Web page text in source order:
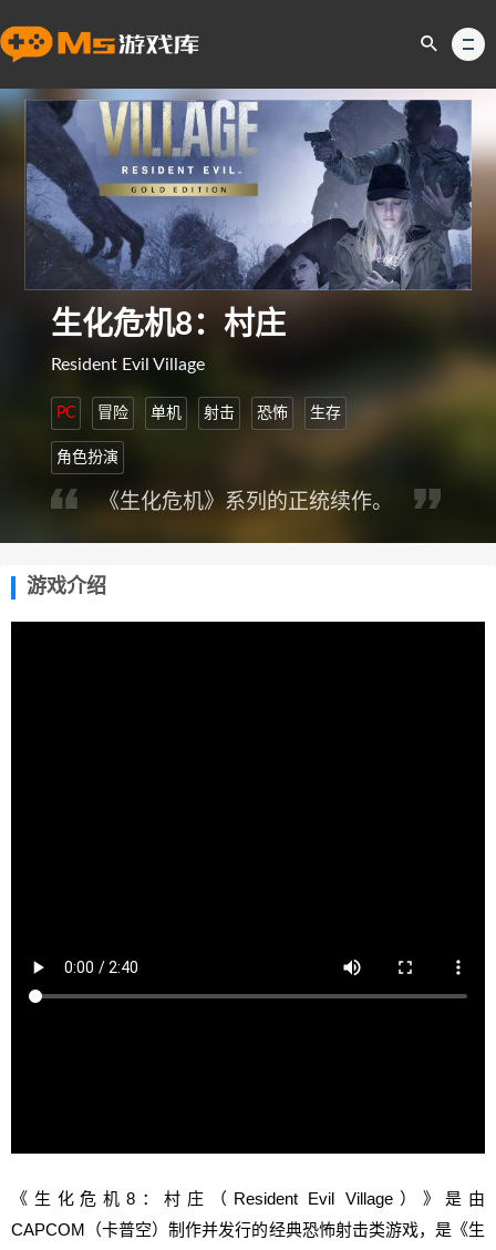
生化危机8：村庄
Resident Evil Village
PC 冒险 单机 射击 恐怖 生存
角色扮演
《生化危机》系列的正统续作。
游戏介绍
《生化危机8：村庄（Resident Evil Village）》是由
CAPCOM（卡普空）制作并发行的经典恐怖射击类游戏，是《生